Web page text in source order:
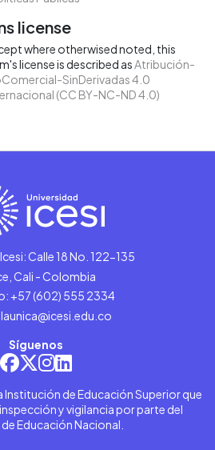
license
where otherwised noted, this
license is described asAtribución-
SinDerivadas 4.0
(CC BY-NC-ND 4.0)
Calle 18 No. 122-135
Cali - Colombia
+57 (602) 555 2334
Síguenos
Institución de Educación Superior que
y vigilancia por parte del
Educación Nacional.